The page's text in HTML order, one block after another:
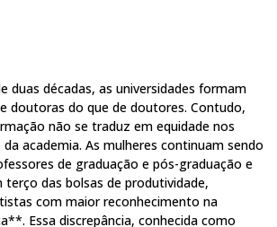
duas décadas, as universidades formam
doutoras do que de doutores. Contudo,
não se traduz em equidade nos
academia. As mulheres continuam sendo
de graduação e pós-graduação e
terço das bolsas de produtividade,
com maior reconhecimento na
Essa discrepância, conhecida como